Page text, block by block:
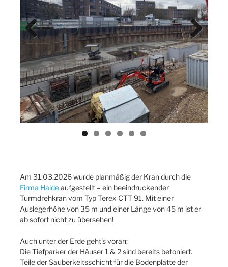
Previ
Next
Am 31.03.2026 wurde planmäßig der Kran durch die
Firma Haideaufgestellt – ein beeindruckender
Turmdrehkran vom Typ Terex CTT 91. Mit einer
Auslegerhöhe von 35 m und einer Länge von 45 m ist er
ab sofort nicht zu übersehen!
Auch unter der Erde geht’s voran:
Die Tiefparker der Häuser 1 & 2 sind bereits betoniert.
Teile der Sauberkeitsschicht für die Bodenplatte der